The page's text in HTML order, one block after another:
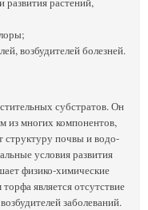
возбудителей болезней.
субстратов. Он
из многих компонентов,
структуру почвы и водо-
условия развития
физико-химические
является отсутствие
заболеваний.